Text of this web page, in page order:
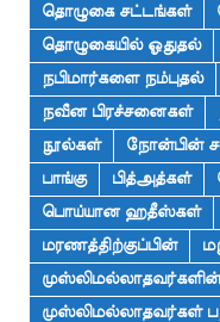
தொழுகை சட்டங்கள்
தொழுகையில் ஓதுதல்
நபிமார்களை நம்புதல்
நவீன பிரச்சனைகள்
நூல்கள்
நோன்பின்
பாங்கு
பித்அத்கள்
பொய்யான ஹதீஸ்கள்
மரணத்திற்குப்பின்
முஸ்லிமல்லாதவர்கள்